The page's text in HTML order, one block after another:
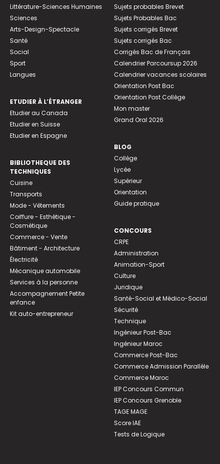
Littérature-Sciences Humaines
Sciences
Arts-Design-Spectacle
Santé
Social
Sport
Langues
ETUDIER À L’ÉTRANGER
Etudier au Canada
Etudier en Suisse
Etudier en Espagne
BIBLIOTHEQUE DES
TECHNIQUES
Cuisine
Transports
Mode - Vêtements
Coiffure - Esthétique -
Cosmétique
Commerce - Vente
Bâtiment - Architecture
Électricité
Mécanique automobile
Services à la personne
Accompagnement Petite
enfance
Kit auto-entrepreneur
Sujets probables Brevet
Sujets Probables Bac
Sujets corrigés Brevet
Sujets corrigés Bac
Corrigés Bac de Français
Calendrier Parcoursup 2026
Calendrier vacances scolaires
Orientation Post Bac
Orientation Post Collège
Mon master
Grand Oral 2026
BLOG
Collège
Lycée
Supérieur
Orientation
Guide pratique
CONCOURS
CRPE
Administration
Animation-Sport
Culture
Juridique
Santé-Social et Médico-Social
Sécurité
Technique
Ingénieur Post-Bac
Ingénieur Maroc
Commerce Post-Bac
Commerce Admission Parallèle
Commerce Maroc
IEP Concours Commun
IEP Concours Grenoble
TAGE MAGE
Score IAE
Tests de Logique